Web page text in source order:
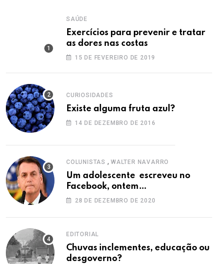
SAÚDE
Exercícios para prevenir e tratar
as dores nas costas
15 DE FEVEREIRO DE 2019
CURIOSIDADES
Existe alguma fruta azul?
14 DE DEZEMBRO DE 2016
COLUNISTAS , WALTER NAVARRO
Um adolescente escreveu no
Facebook, ontem…
28 DE DEZEMBRO DE 2020
EDITORIAL
Chuvas inclementes, educação ou
desgoverno?